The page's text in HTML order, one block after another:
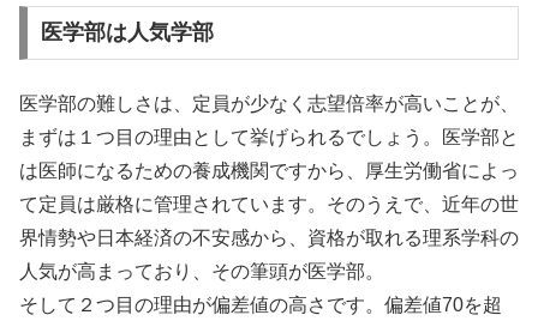
医学部は人気学部
医学部の難しさは、 定員が少なく志望倍率が高いことが、
まずは１つ目の理由として挙げられるでしょう。医学部と
は医師になるための養成機関ですから、厚生労働省によっ
て定員は厳格に管理されています。そのうえで、近年の世
界情勢や日本経済の不安感から、資格が取れる理系学科の
人気が高まっており、その筆頭が医学部。
そして ２つ目の理由が偏差値の高さ です。偏差値70を超